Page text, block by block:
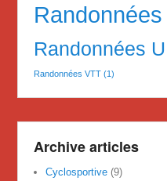
Randonnées
Randonnées VTT (1)
Archive articles
Cyclosportive (9)